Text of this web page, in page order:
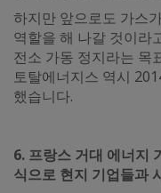
하지만 앞으로도 가스
역할을 해 나갈 것이라
전소 가동 정지라는 목
토탈에너지스 역시
했습니다.
6. 프랑스 거대 에너지
식으로 현지 기업들과